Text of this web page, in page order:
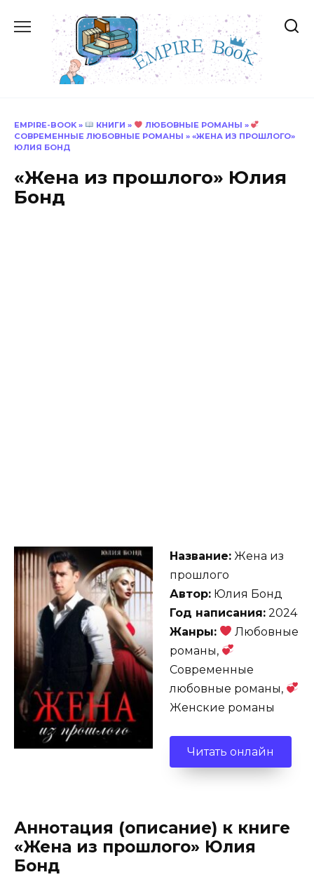
содержанию
EMPIRE-BOOK » КНИГИ » ЛЮБОВНЫЕ РОМАНЫ »
СОВРЕМЕННЫЕ ЛЮБОВНЫЕ РОМАНЫ » «ЖЕНА ИЗ ПРОШЛОГО»
ЮЛИЯ БОНД
«Жена из прошлого» Юлия
Бонд
Название: Жена из
прошлого
Автор: Юлия Бонд
Год написания: 2024
Жанры:
Любовные
романы,
Современные
любовные романы,
Женские романы
Читать онлайн
Аннотация (описание) к книге
«Жена из прошлого» Юлия
Бонд